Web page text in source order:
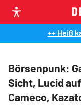
++ Heiß
Börsenpunk:
Sicht, Lucid
Cameco,